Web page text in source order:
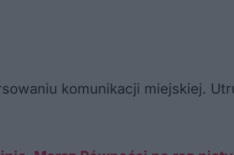
komunikacji miejskiej.